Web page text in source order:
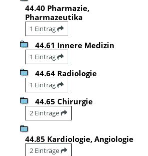
44.40 Pharmazie,
Pharmazeutika
1 Eintrag
44.61 Innere Medizin
1 Eintrag
44.64 Radiologie
1 Eintrag
44.65 Chirurgie
2 Einträge
44.85 Kardiologie, Angiologie
2 Einträge